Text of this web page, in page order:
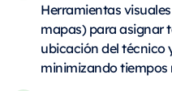
Herramientas
mapas) para asignar
ubicación del técnico
minimizando tiempos